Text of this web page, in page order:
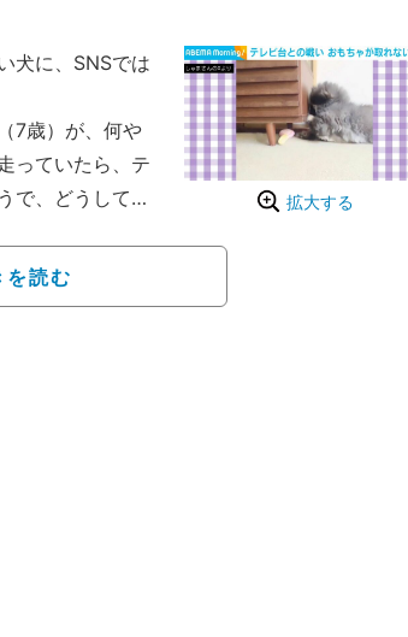
拡大する
犬に、SNSでは
7歳）が、何や
っていたら、テ
で、どうしても
いかない。
て、“取るのが
を読む